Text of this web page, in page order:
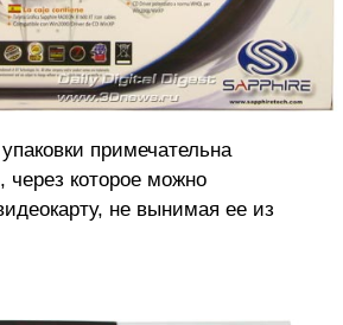
примечательна
через которое можно
не вынимая ее из